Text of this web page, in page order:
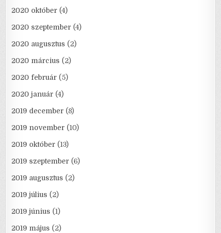
2020 október (4)
2020 szeptember (4)
2020 augusztus (2)
2020 március (2)
2020 február (5)
2020 január (4)
2019 december (8)
2019 november (10)
2019 október (13)
2019 szeptember (6)
2019 augusztus (2)
2019 július (2)
2019 június (1)
2019 május (2)